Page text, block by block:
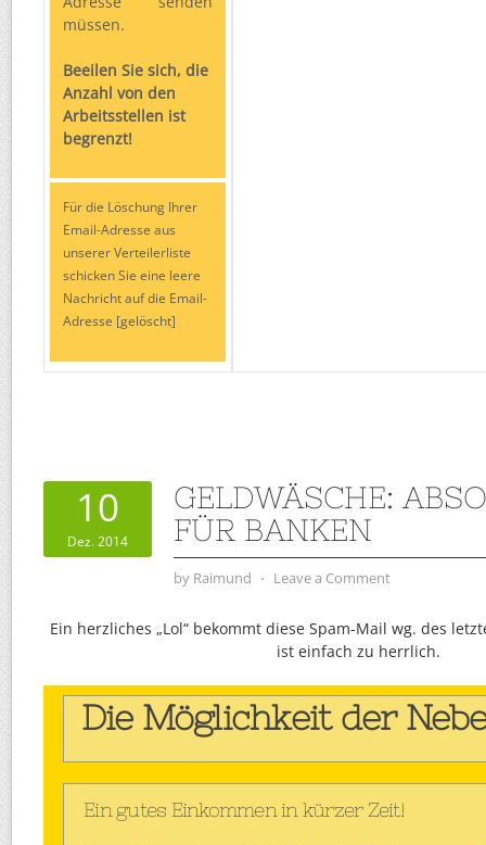
müssen.
Beeilen Sie sich, die
Anzahl von den
Arbeitsstellen ist
begrenzt!
Für die Löschung Ihrer
Email-Adresse aus
unserer Verteilerliste
schicken Sie eine leere
Nachricht auf die Email-
Adresse [gelöscht]
10
Dez. 2014
GELDWÄSCHE:
FÜR BANKEN
by Raimund ⋅ Leave a Comment
Ein herzliches „Lol“ bekommt diese Spam-Mail wg. des
ist einfach zu herrlich.
Die Möglichkeit der
Ein gutes Einkommen in kürzer Zeit!